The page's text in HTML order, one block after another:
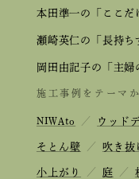
本田準一の「ここだ
瀬崎英仁の「長持ち
岡田由記子の「主婦
施工事例をテーマ
NIWAto ／ ウッド
そとん壁 ／ 吹き抜
小上がり ／ 庭 ／